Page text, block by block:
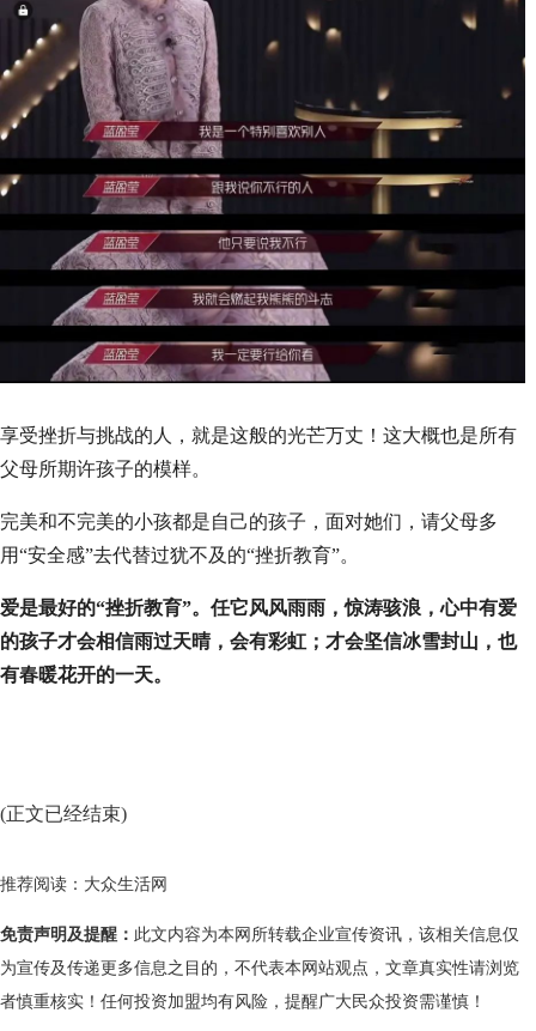
享受挫折与挑战的人，就是这般的光芒万丈！这大概也是所有
父母所期许孩子的模样。
完美和不完美的小孩都是自己的孩子，面对她们，请父母多
用“安全感”去代替过犹不及的“挫折教育”。
爱是最好的“挫折教育”。任它风风雨雨，惊涛骇浪，心中有爱
的孩子才会相信雨过天晴，会有彩虹；才会坚信冰雪封山，也
有春暖花开的一天。
(正文已经结束)
推荐阅读： 大众生活网
免责声明及提醒： 此文内容为本网所转载企业宣传资讯，该相关信息仅
为宣传及传递更多信息之目的，不代表本网站观点，文章真实性请浏览
者慎重核实！任何投资加盟均有风险，提醒广大民众投资需谨慎！